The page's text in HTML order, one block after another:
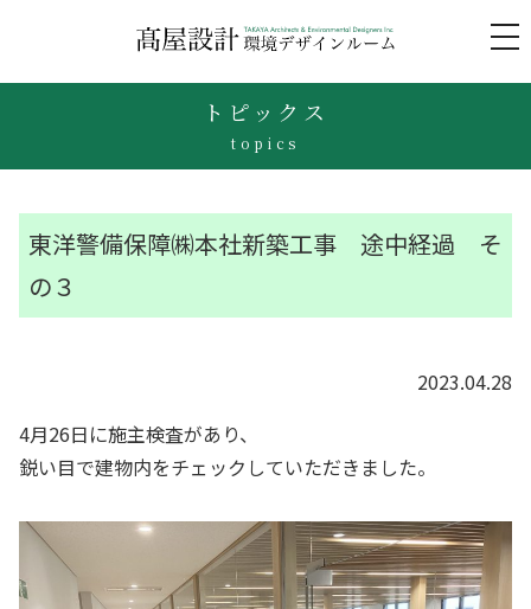
トピックス
topics
東洋警備保障㈱本社新築工事 途中経過 そ
の３
2023.04.28
4月26日に施主検査があり、
鋭い目で建物内をチェックしていただきました。